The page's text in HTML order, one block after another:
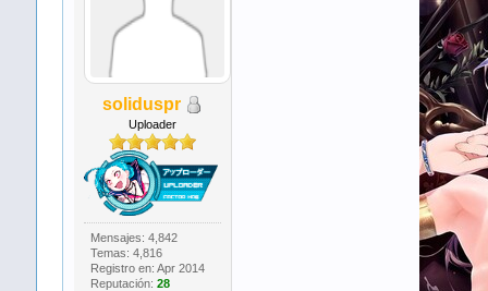
soliduspr
Uploader
Mensajes: 4,842
Temas: 4,816
Registro en: Apr 2014
Reputación: 28